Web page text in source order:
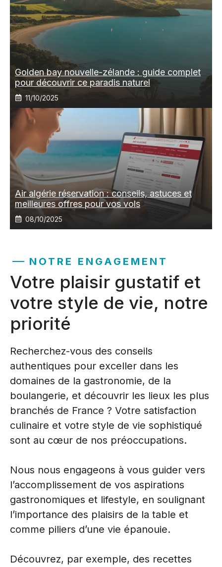
Golden bay nouvelle-zélande : guide complet
pour découvrir ce paradis naturel
11/10/2025
Air algérie réservation : conseils, astuces et
meilleures offres pour vos vols
08/10/2025
NOTRE ENGAGEMENT
Votre plaisir gustatif et
votre style de vie, notre
priorité
Recherchez-vous des conseils
authentiques pour exceller dans les
domaines de la gastronomie, de la
boulangerie, et découvrir les lieux les plus
branchés de France ? Votre satisfaction
culinaire et votre style de vie sophistiqué
sont au cœur de nos préoccupations.
Nous nous engageons à vous guider vers
l’accomplissement de vos aspirations
gastronomiques et lifestyle, en soulignant
l’importance des plaisirs de la table et
comme piliers d’une vie épanouie.
Découvrez, par exemple, des recettes